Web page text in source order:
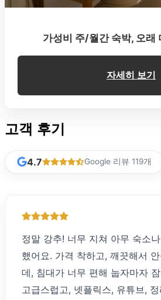
가성비 주/월간 숙박, 오래
자세히 보기
고객 후기
4.7 Google 리뷰 119개
정말 강추! 너무 지쳐 아무 숙소
했어요. 가격 착하고, 깨끗해서
데, 침대가 너무 편해 눕자마자
고급스럽고, 넷플릭스, 유튜브,